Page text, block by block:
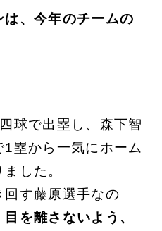
、今年のチームの
球で出塁し、森下智
塁から一気にホーム
した。
す藤原選手なの
目を離さないよう、